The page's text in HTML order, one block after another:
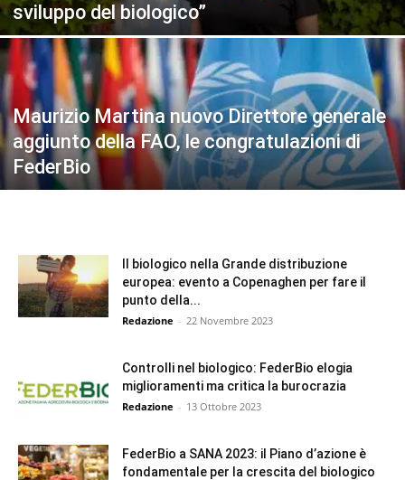
sviluppo del biologico”
Maurizio Martina nuovo Direttore generale
aggiunto della FAO, le congratulazioni di
FederBio
Il biologico nella Grande distribuzione
europea: evento a Copenaghen per fare il
punto della...
Redazione - 22 Novembre 2023
Controlli nel biologico: FederBio elogia
miglioramenti ma critica la burocrazia
Redazione - 13 Ottobre 2023
FederBio a SANA 2023: il Piano d’azione è
fondamentale per la crescita del biologico